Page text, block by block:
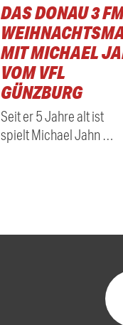
DAS DONAU 3
MIT MICHAEL
VOM VFL
GÜNZBURG
Seit er 5 Jahre alt ist
spielt Michael Jahn …